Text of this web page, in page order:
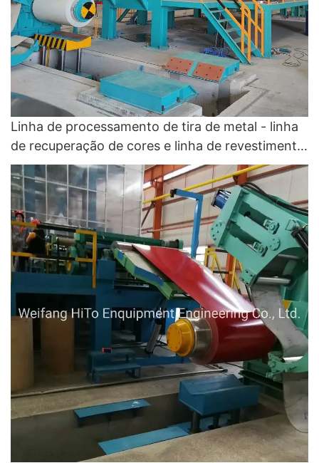
Linha de processamento de tira de metal - linha
de recuperação de cores e linha de revestimento
de cores